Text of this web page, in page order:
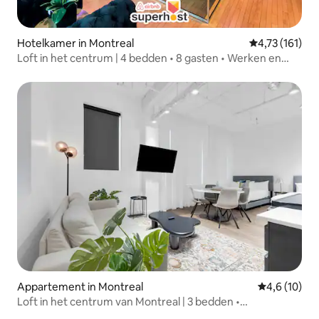
Hotelkamer in Montreal Gemiddelde
4,73 (161)
Loft in het centrum | 4 bedden • 8 gasten • Werken en
Appartement in Montreal
4,6 (10)
Loft in het centrum van Montreal | 3 bedden •